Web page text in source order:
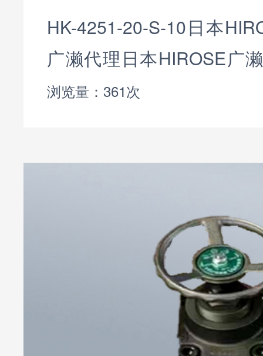
HK-4251-20-S-10日本
广濑代理日本HIROSE广
控制流体的通断或调节流
浏览量：361次